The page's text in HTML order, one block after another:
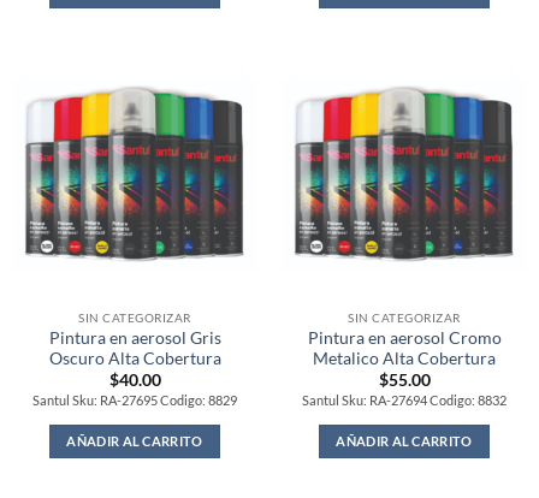
SIN CATEGORIZAR
Pintura en aerosol Gris
Oscuro Alta Cobertura
$40.00
Santul Sku: RA-27695 Codigo: 8829
AÑADIR AL CARRITO
SIN CATEGORIZAR
Pintura en aerosol Cromo
Metalico Alta Cobertura
$55.00
Santul Sku: RA-27694 Codigo: 8832
AÑADIR AL CARRITO